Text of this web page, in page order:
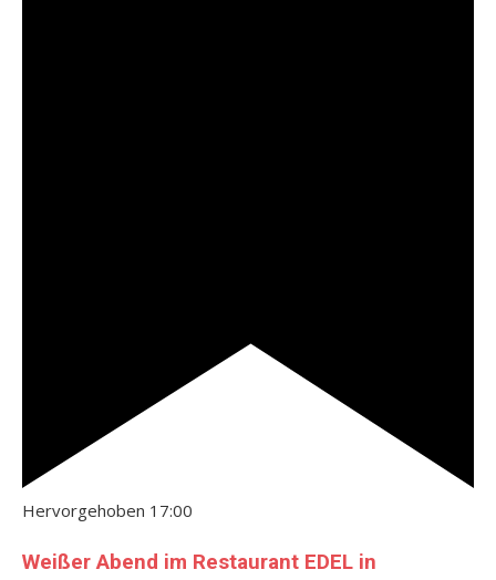
Hervorgehoben 17:00
Weißer Abend im Restaurant EDEL in